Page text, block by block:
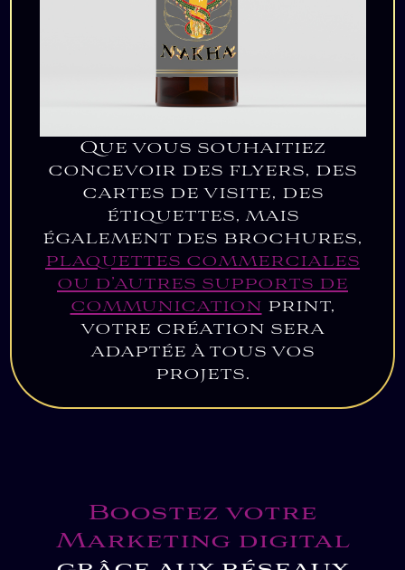
Que vous souhaitiez
concevoir des flyers, des
cartes de visite, des
étiquettes, mais
également des brochures,
plaquettes commerciales
ou d’autres supports de
communication print,
votre création sera
adaptée à tous vos
projets.
Boostez votre
Marketing digital